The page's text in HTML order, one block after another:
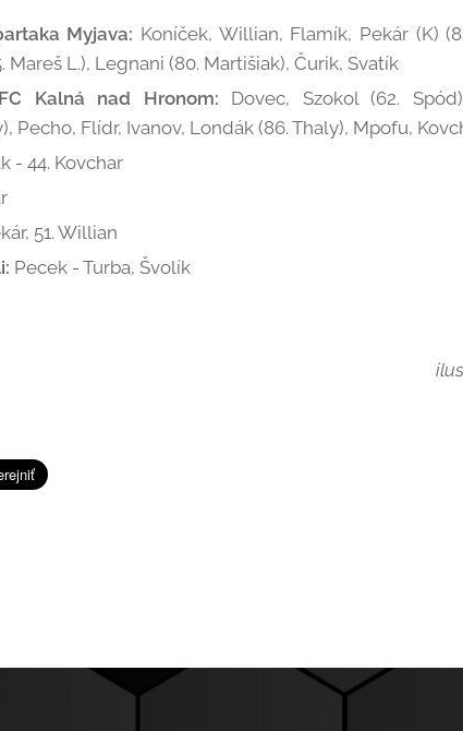
Myjava: Koníček, Willian, Flamík, Pekár (K)
Mareš L.), Legnani (80. Martišiak), Čurik, Svatík
Kalná nad Hronom: Dovec, Szokol (62.
Pecho, Flídr, Ivanov, Londák (86. Thaly), Mpofu,
- 44. Kovchar
51. Willian
Pecek - Turba, Švolík